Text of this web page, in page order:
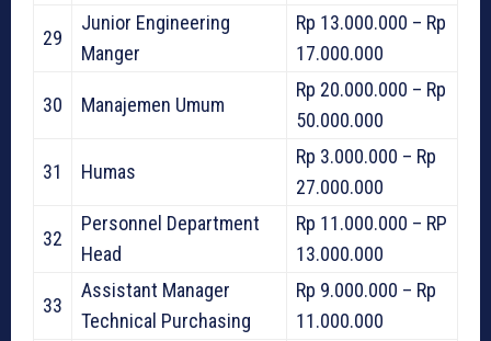
29
Junior Engineering
Manger
Rp 13.000.000 – Rp
17.000.000
30 Manajemen Umum
Rp 20.000.000 – Rp
50.000.000
31 Humas
Rp 3.000.000 – Rp
27.000.000
32
Personnel Department
Head
Rp 11.000.000 – RP
13.000.000
33
Assistant Manager
Technical Purchasing
Rp 9.000.000 – Rp
11.000.000